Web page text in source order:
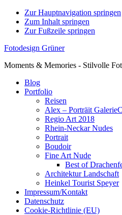
Zur Hauptnavigation springen
Zum Inhalt springen
Zur Fußzeile springen
Fotodesign Grüner
Moments & Memories - Stilvolle
Blog
Portfolio
Reisen
Alex – Porträit
Regio Art 2018
Rhein-Neckar Nudes
Portrait
Boudoir
Fine Art Nude
Best of
Architektur Landschaft
Heinkel Tourist Speyer
Impressum/Kontakt
Datenschutz
Cookie-Richtlinie (EU)